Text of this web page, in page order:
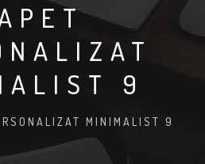
9
MINIMALIST 9